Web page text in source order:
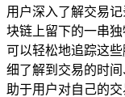
用户深入了解交易
块链上留下的一串
可以轻松地追踪这
细了解到交易的时
助于用户对自己的